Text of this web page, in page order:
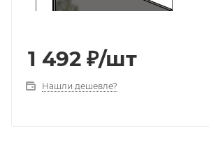
1 492 ₽/шт
Нашли дешевле?